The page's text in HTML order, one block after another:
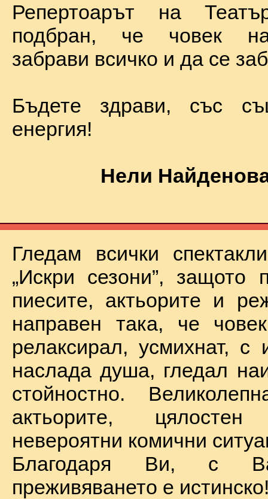
Репертоарът на
подбран, че човек
забрави всичко и да се
Бъдете здрави, със
енергия!
Нели
Гледам всички
„Искри сезони”, защото
пиесите, актьорите и
направен така, че
релаксирал, усмихнат, с
наслада душа, гледал
стойностно.
актьорите, цялостен
невероятни комични
Благодаря Ви, с
преживяването е